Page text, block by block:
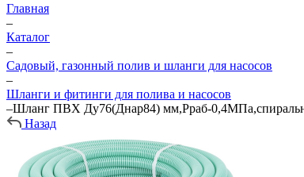
Главная
–
Каталог
–
Садовый, газонный полив и шланги для насосов
–
Шланги и фитинги для полива и насосов
–Шланг ПВХ Ду76(Днар84) мм,Рраб-
Назад